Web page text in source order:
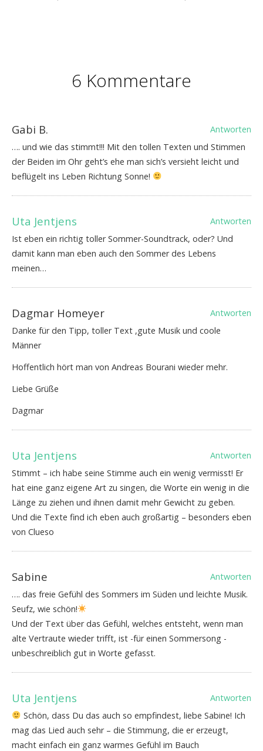
6 Kommentare
Gabi B.
Antworten
…. und wie das stimmt!!! Mit den tollen Texten und Stimmen
der Beiden im Ohr geht’s ehe man sich’s versieht leicht und
beflügelt ins Leben Richtung Sonne!
Uta Jentjens
Antworten
Ist eben ein richtig toller Sommer-Soundtrack, oder? Und
damit kann man eben auch den Sommer des Lebens
meinen…
Dagmar Homeyer
Antworten
Danke für den Tipp, toller Text ,gute Musik und coole
Männer
Hoffentlich hört man von Andreas Bourani wieder mehr.
Liebe Grüße
Dagmar
Uta Jentjens
Antworten
Stimmt – ich habe seine Stimme auch ein wenig vermisst! Er
hat eine ganz eigene Art zu singen, die Worte ein wenig in die
Länge zu ziehen und ihnen damit mehr Gewicht zu geben.
Und die Texte find ich eben auch großartig – besonders eben
von Clueso
Sabine
Antworten
…. das freie Gefühl des Sommers im Süden und leichte Musik.
Seufz, wie schön!
Und der Text über das Gefühl, welches entsteht, wenn man
alte Vertraute wieder trifft, ist -für einen Sommersong -
unbeschreiblich gut in Worte gefasst.
Uta Jentjens
Antworten
Schön, dass Du das auch so empfindest, liebe Sabine! Ich
mag das Lied auch sehr – die Stimmung, die er erzeugt,
macht einfach ein ganz warmes Gefühl im Bauch